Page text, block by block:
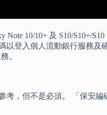
10/10+ 及 S10/S10+/
登入個人流動銀行服務
。
，但不是必須。 「保安